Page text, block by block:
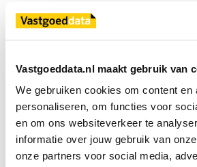
Vastgoeddata.nl maakt gebruik van
We gebruiken cookies om content en
personaliseren, om functies voor
en om ons websiteverkeer te
informatie over jouw gebruik van
onze partners voor social media,
Arjen Boesveldt, Head Asset
strategisch partnership met Vastint
strategische doelen te behalen,
community, ESG en
speerpunten zijn. Wij zetten ons
portefeuille van onze
door het aantrekken en behouden